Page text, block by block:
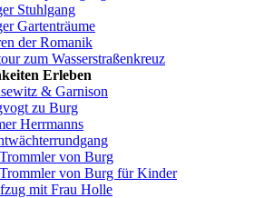
Stuhlgang
Gartenträume
der Romanik
zum Wasserstraßenkreuz
Erleben
& Garnison
zu Burg
Herrmanns
von Burg
von Burg für Kinder
mit Frau Holle